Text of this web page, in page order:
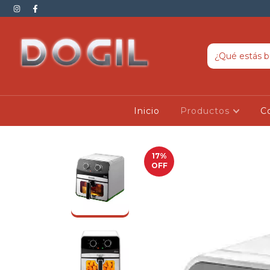
Inicio Productos
17%
OFF